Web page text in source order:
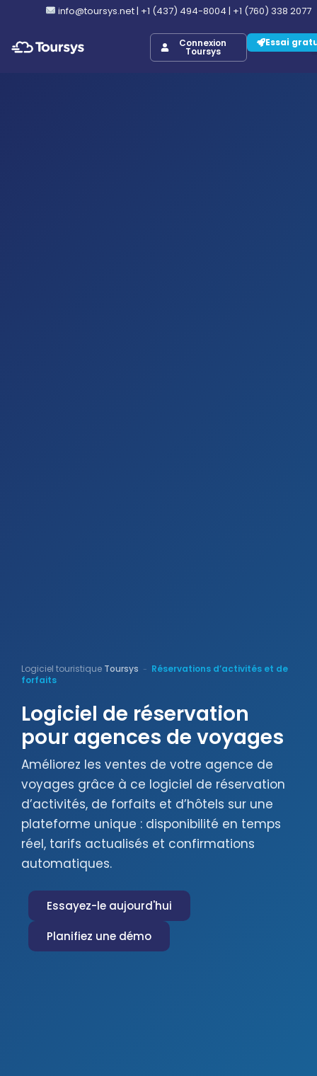
info@toursys.net| +1 (437) 494-8004 | +1 (760) 338 2077
Connexion
Toursys
Essai
Logiciel touristique Toursys - Réservations d’activités et de
forfaits
Logiciel de réservation
pour agences de voyages
Améliorez les ventes de votre agence de
voyages grâce à ce logiciel de réservation
d’activités, de forfaits et d’hôtels sur une
plateforme unique : disponibilité en temps
réel, tarifs actualisés et confirmations
automatiques.
Essayez-le aujourd'hui
Planifiez une démo